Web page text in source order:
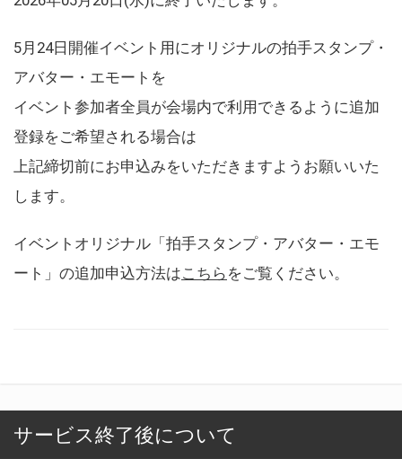
5月24日開催イベント用にオリジナルの拍手スタンプ・
アバター・エモートを
イベント参加者全員が会場内で利用できるように追加
登録をご希望される場合は
上記締切前にお申込みをいただきますようお願いいた
します。
イベントオリジナル「拍手スタンプ・アバター・エモ
ート」の追加申込方法はこちら をご覧ください。
サービス終了後について